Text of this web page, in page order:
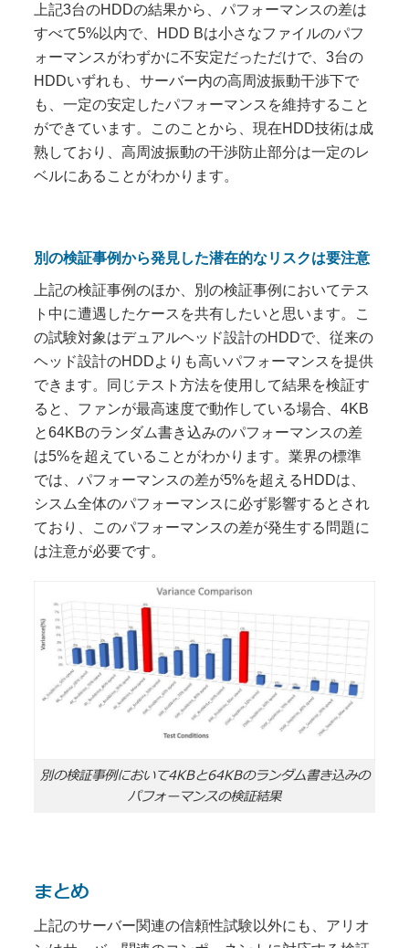
上記3台のHDDの結果から、パフォーマンスの差は
すべて5%以内で、HDD Bは小さなファイルのパフ
ォーマンスがわずかに不安定だっただけで、3台の
HDDいずれも、サーバー内の高周波振動干渉下で
も、一定の安定したパフォーマンスを維持すること
ができています。このことから、現在HDD技術は成
熟しており、高周波振動の干渉防止部分は一定のレ
ベルにあることがわかります。
別の検証事例から発見した潜在的なリスクは要注意
上記の検証事例のほか、別の検証事例においてテス
ト中に遭遇したケースを共有したいと思います。こ
の試験対象はデュアルヘッド設計のHDDで、従来の
ヘッド設計のHDDよりも高いパフォーマンスを提供
できます。同じテスト方法を使用して結果を検証す
ると、ファンが最高速度で動作している場合、4KB
と64KBのランダム書き込みのパフォーマンスの差
は5%を超えていることがわかります。業界の標準
では、パフォーマンスの差が5%を超えるHDDは、
シスム全体のパフォーマンスに必ず影響するとされ
ており、このパフォーマンスの差が発生する問題に
は注意が必要です。
別の検証事例において4KBと64KBのランダム書き込みの
パフォーマンスの検証結果
まとめ
上記のサーバー関連の信頼性試験以外にも、アリオ